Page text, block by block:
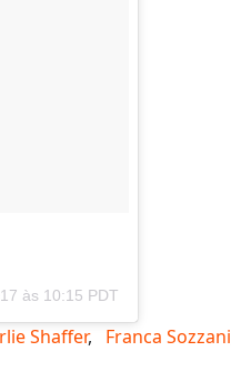
às 10:15 PDT
Shaffer, Franca Sozzani